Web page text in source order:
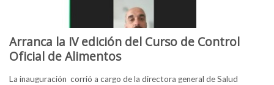
Arranca la IV edición del Curso de Control
Oficial de Alimentos
La inauguración corrió a cargo de la directora general de Salud